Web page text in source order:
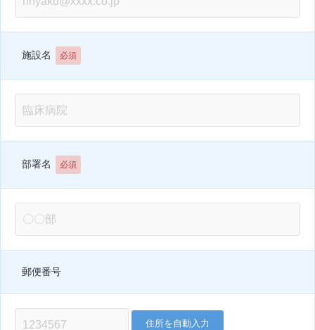
施設名 必須
部署名 必須
郵便番号
住所を自動入力